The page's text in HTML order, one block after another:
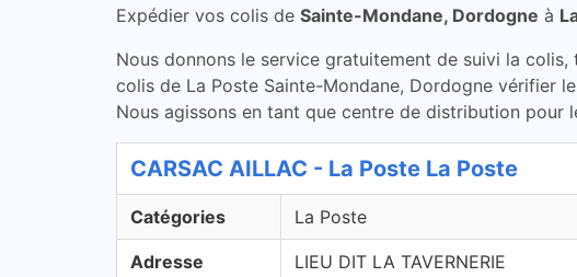
Expédier vos colis de Sainte-Mondane, Dordogne à
Nous donnons le service gratuitement de suivi la
colis de La Poste Sainte-Mondane, Dordogne vérifier
Nous agissons en tant que centre de distribution pour
CARSAC AILLAC - La Poste La Poste
Catégories La Poste
Adresse
LIEU DIT LA TAVERNERIE